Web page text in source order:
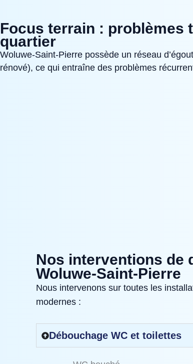
Focus terrain : problèmes
quartier
Woluwe‑Saint‑Pierre possède un réseau
rénové), ce qui entraîne des problèmes
Nos interventions de
Woluwe‑Saint‑Pierre
Nous intervenons sur toutes les
modernes :
Débouchage WC et toilettes